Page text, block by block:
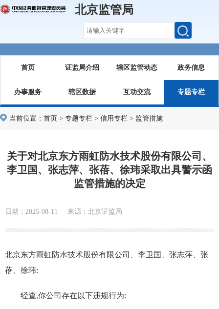
北京监管局
首页 证监局介绍 辖区监管动态 政务信息
办事服务 辖区数据 互动交流 专题专栏
当前位置： 首页 > 专题专栏 > 信用专栏 > 监管措施
关于对北京东方雨虹防水技术股份有限公司、
李卫国、张志萍、张蓓、徐玮采取出具警示函
监管措施的决定
日期：2025-08-11 来源：北京证监局
北京东方雨虹防水技术股份有限公司、李卫国、张志萍、张
蓓、徐玮:
经查,你公司存在以下违规行为: